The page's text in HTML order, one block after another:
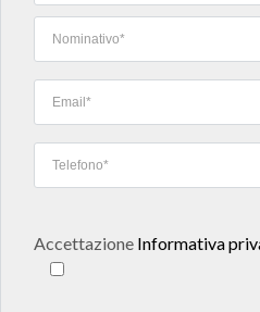
Accettazione Informativa